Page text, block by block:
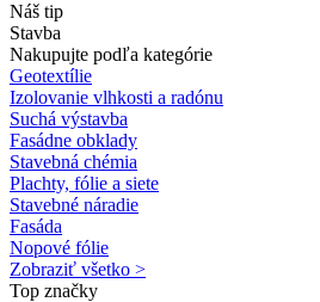
Náš tip
Stavba
Nakupujte podľa kategórie
Geotextílie
Izolovanie vlhkosti a radónu
Suchá výstavba
Fasádne obklady
Stavebná chémia
Plachty, fólie a siete
Stavebné náradie
Fasáda
Nopové fólie
Zobraziť všetko >
Top značky